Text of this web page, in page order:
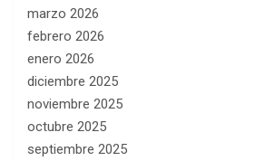
marzo 2026
febrero 2026
enero 2026
diciembre 2025
noviembre 2025
octubre 2025
septiembre 2025